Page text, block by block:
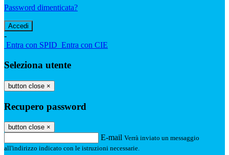
Password dimenticata?
-
Entra con SPID Entra con CIE
Seleziona utente
button close ×
Recupero password
button close ×
E-mail Verrà inviato un messaggio
all'indirizzo indicato con le istruzioni necessarie.